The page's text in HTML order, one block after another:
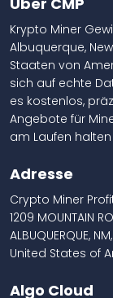
Krypto Miner
Albuquerque,
Staaten von
sich auf echte
es kostenlos,
Angebote für
am Laufen
Adresse
Crypto Miner
1209 MOUNTAIN
ALBUQUERQUE,
United States of
Algo Cloud